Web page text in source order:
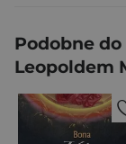
Podobne
Leopoldem